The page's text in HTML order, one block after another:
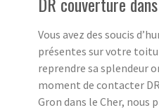
Vous avez des soucis
présentes sur votre
reprendre sa splendeur
moment de contacter
Gron dans le Cher, nous